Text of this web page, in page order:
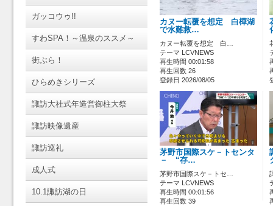
ガッコウゥ!!
すわSPA！～温泉のススメ～
街ぶら！
ひらめきシリーズ
諏訪大社式年造営御柱大祭
諏訪映像遺産
諏訪巡礼
成人式
10.1諏訪湖の日
カヌー転覆を想定 白樺湖
で水難救…
カヌー転覆を想定 白…
テーマ LCVNEWS
再生時間 00:01:58
再生回数 26
登録日 2026/08/05
茅野市国際スケ－トセンタ
－ “存…
茅野市国際スケ－トセ…
テーマ LCVNEWS
再生時間 00:01:56
再生回数 39